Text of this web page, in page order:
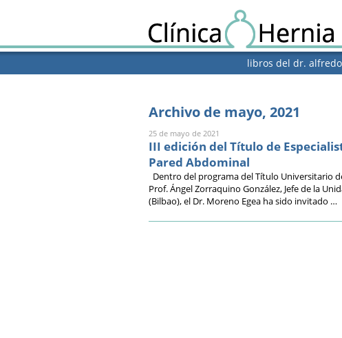
libros del dr.
Archivo de mayo, 2021
25 de mayo de 2021
III edición del Título de
Pared Abdominal
Dentro del programa del Título Universitario
Prof. Ángel Zorraquino González, Jefe de la
(Bilbao), el Dr. Moreno Egea ha sido invitado …